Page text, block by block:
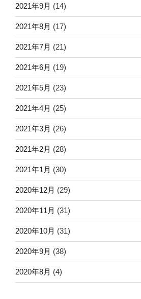
2021年9月 (14)
2021年8月 (17)
2021年7月 (21)
2021年6月 (19)
2021年5月 (23)
2021年4月 (25)
2021年3月 (26)
2021年2月 (28)
2021年1月 (30)
2020年12月 (29)
2020年11月 (31)
2020年10月 (31)
2020年9月 (38)
2020年8月 (4)